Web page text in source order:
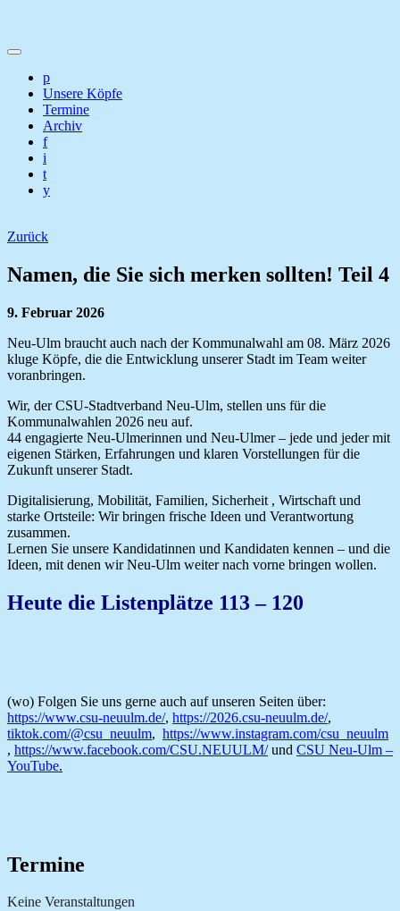
p
Unsere Köpfe
Termine
Archiv
f
i
t
y
Zurück
Namen, die Sie sich merken sollten! Teil 4
9. Februar 2026
Neu-Ulm braucht auch nach der Kommunalwahl am 08. März 2026
kluge Köpfe, die die Entwicklung unserer Stadt im Team weiter
voranbringen.
Wir, der CSU-Stadtverband Neu-Ulm, stellen uns für die
Kommunalwahlen 2026 neu auf.
44 engagierte Neu-Ulmerinnen und Neu-Ulmer – jede und jeder mit
eigenen Stärken, Erfahrungen und klaren Vorstellungen für die
Zukunft unserer Stadt.
Digitalisierung, Mobilität, Familien, Sicherheit , Wirtschaft und
starke Ortsteile: Wir bringen frische Ideen und Verantwortung
zusammen.
Lernen Sie unsere Kandidatinnen und Kandidaten kennen – und die
Ideen, mit denen wir Neu-Ulm weiter nach vorne bringen wollen.
Heute die Listenplätze 113 – 120
(wo) Folgen Sie uns gerne auch auf unseren Seiten über:
https://www.csu-neuulm.de/, https://2026.csu-neuulm.de/,
tiktok.com/@csu_neuulm, https://www.instagram.com/csu_neuulm
, https://www.facebook.com/CSU.NEUULM/und CSU Neu-Ulm –
YouTube.
Termine
Keine Veranstaltungen